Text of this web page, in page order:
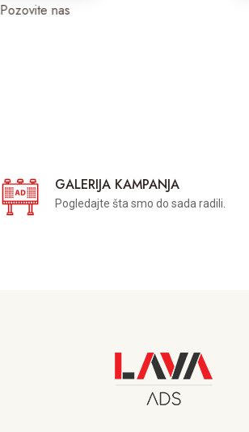
Pozovite nas
GALERIJA KAMPANJA
Pogledajte šta smo do sada radili.